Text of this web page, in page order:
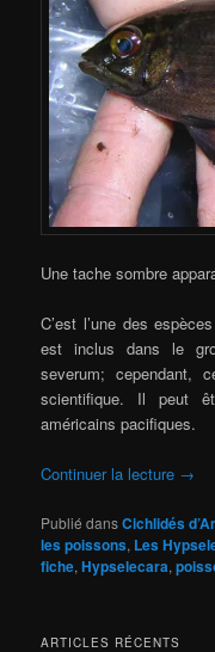
Une tache sombre
C’est l’une des
est inclus dans le
severum; cependant,
scientifique. Il peut
américains pacifiques.
Continuer la lecture →
Publié dansCichlidés
les poissons, Les
fiche,Hypselecara,
ARTICLES RÉCENTS